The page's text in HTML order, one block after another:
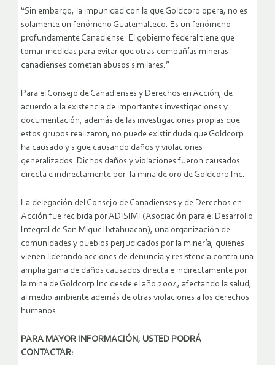
“Sin embargo, la impunidad con la que Goldcorp opera, no es
solamente un fenómeno Guatemalteco. Es un fenómeno
profundamente Canadiense. El gobierno federal tiene que
tomar medidas para evitar que otras compañías mineras
canadienses cometan abusos similares.”
Para el Consejo de Canadienses y Derechos en Acción, de
acuerdo a la existencia de importantes investigaciones y
documentación, además de las investigaciones propias que
estos grupos realizaron, no puede existir duda que Goldcorp
ha causado y sigue causando daños y violaciones
generalizados. Dichos daños y violaciones fueron causados
directa e indirectamente por la mina de oro de Goldcorp Inc.
La delegación del Consejo de Canadienses y de Derechos en
Acción fue recibida por ADISIMI (Asociación para el Desarrollo
Integral de San Miguel Ixtahuacan), una organización de
comunidades y pueblos perjudicados por la minería, quienes
vienen liderando acciones de denuncia y resistencia contra una
amplia gama de daños causados directa e indirectamente por
la mina de Goldcorp Inc desde el año 2004, afectando la salud,
al medio ambiente además de otras violaciones a los derechos
humanos.
PARA MAYOR INFORMACIÓN, USTED PODRÁ
CONTACTAR: